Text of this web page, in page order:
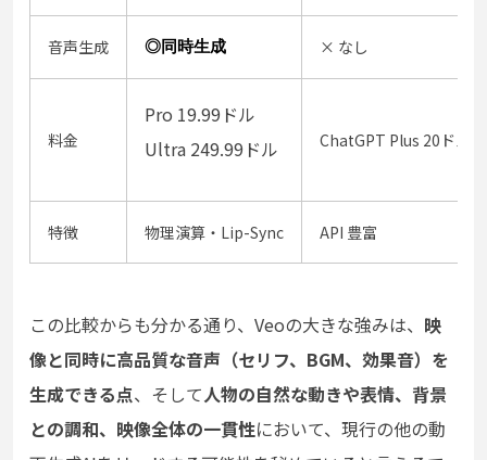
音声生成 ◎同時生成 × なし
料金
Pro 19.99ドル
Ultra 249.99ドル
ChatGPT Plus 20ドル
特徴 物理演算・Lip-Sync API 豊富
この比較からも分かる通り、Veoの大きな強みは、 映
像と同時に高品質な音声（セリフ、BGM、効果音）を
生成できる点、そして人物の自然な動きや表情、背景
との調和、映像全体の一貫性において、現行の他の動